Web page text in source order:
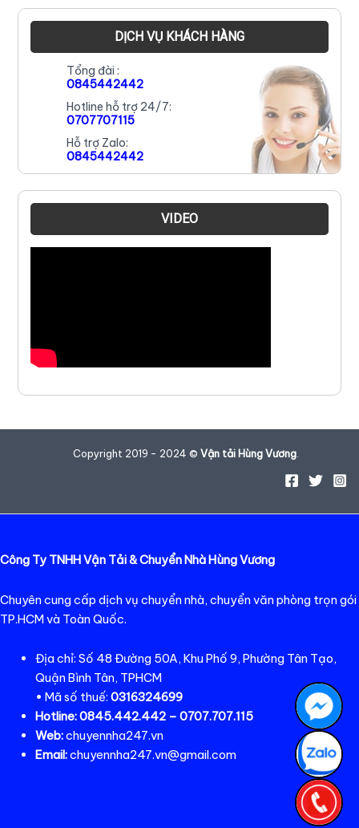
DỊCH VỤ KHÁCH HÀNG
Tổng đài :
0845442442
Hotline hỗ trợ 24/7:
0707707115
Hỗ trợ Zalo:
0845442442
VIDEO
Copyright 2019 - 2024 © Vận tải Hùng Vương.
Công Ty TNHH Vận Tải & Chuyển Nhà Hùng Vương
Chuyên cung cấp dịch vụ chuyển nhà, chuyển văn phòng trọn gói
TP.HCM và Toàn Quốc.
Địa chỉ: Số 48 Đường 50A, Khu Phố 9, Phường Tân Tạo,
Quận Bình Tân, TPHCM
• Mã số thuế: 0316324699
Hotline:0845.442.442 – 0707.707.115
Web:chuyennha247.vn
Email:chuyennha247.vn@gmail.com